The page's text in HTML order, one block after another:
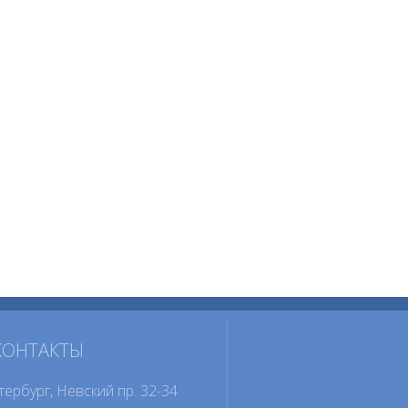
Невский пр. 32-34